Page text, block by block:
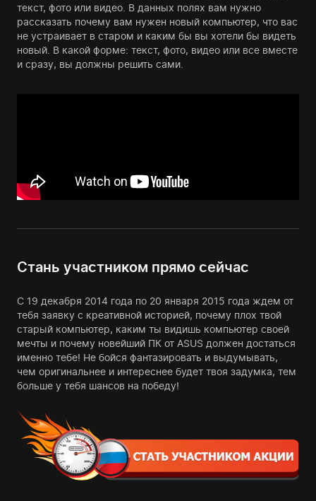
текст, фото или видео. В данных полях вам нужно
рассказать почему вам нужен новый компьютер, что вас
не устраивает в старом и каким бы вы хотели бы видеть
новый. В какой форме: текст, фото, видео или все вместе
и сразу, вы должны решить сами.
Стань участником прямо сейчас
С 19 декабря 2014 года по 20 января 2015 года ждем от
тебя заявку с креативной историей, почему плох твой
старый компьютер, каким ты видишь компьютер своей
мечты и почему новейший ПК от ASUS должен достаться
именно тебе! Не бойся фантазировать и выдумывать,
чем оригинальнее и интереснее будет твоя задумка, тем
больше у тебя шансов на победу!